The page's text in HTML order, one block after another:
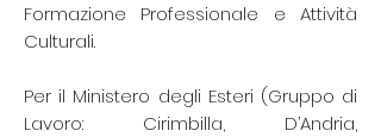
Formazione Professionale e Attività
Culturali.
Per il Ministero degli Esteri (Gruppo di
Lavoro: Cirimbilla, D’Andria,